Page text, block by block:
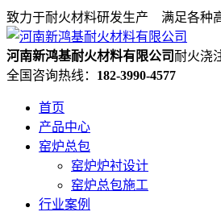
致力于耐火材料研发生产 满足各种
河南新鸿基耐火材料有限公司 耐火浇
全国咨询热线： 182-3990-4577
首页
产品中心
窑炉总包
窑炉炉衬设计
窑炉总包施工
行业案例